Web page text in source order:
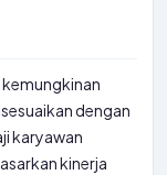
dengan
karyawan
kinerja